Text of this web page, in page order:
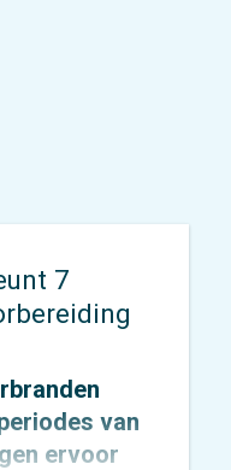
7
van
ervoor